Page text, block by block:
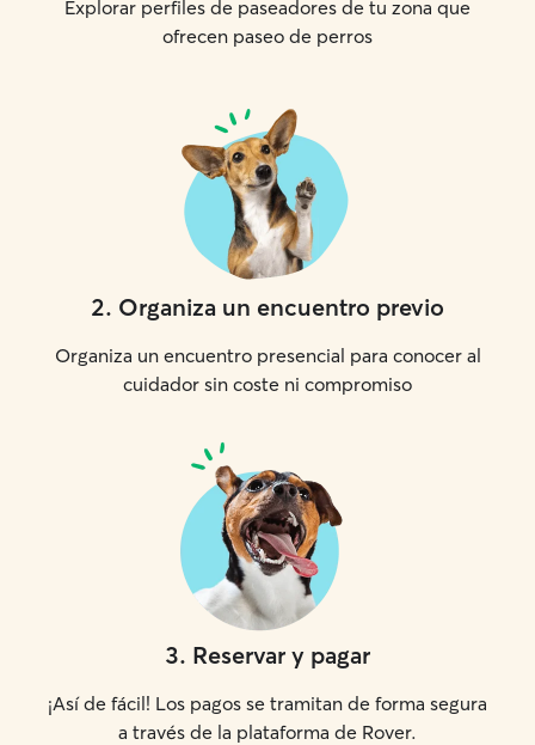
Explorar perfiles de paseadores de tu zona que
ofrecen paseo de perros
2. Organiza un encuentro previo
Organiza un encuentro presencial para conocer al
cuidador sin coste ni compromiso
3. Reservar y pagar
¡Así de fácil! Los pagos se tramitan de forma segura
a través de la plataforma de Rover.